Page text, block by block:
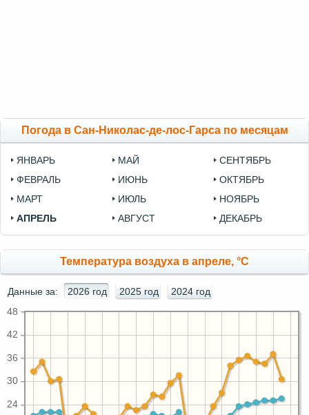
Погода в Сан-Николас-де-лос-Гарса по месяцам
ЯНВАРЬ
ФЕВРАЛЬ
МАРТ
АПРЕЛЬ
МАЙ
ИЮНЬ
ИЮЛЬ
АВГУСТ
СЕНТЯБРЬ
ОКТЯБРЬ
НОЯБРЬ
ДЕКАБРЬ
Температура воздуха в апреле, °C
Данные за: 2026 год 2025 год 2024 год
24
30
36
42
48